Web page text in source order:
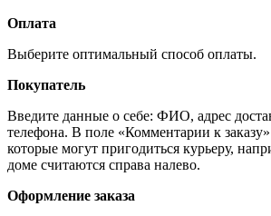
Оплата
Выберите оптимальный способ оплаты.
Покупатель
Введите данные о себе: ФИО, адрес
телефона. В поле «Комментарии к
которые могут пригодиться курьеру,
доме считаются справа налево.
Оформление заказа